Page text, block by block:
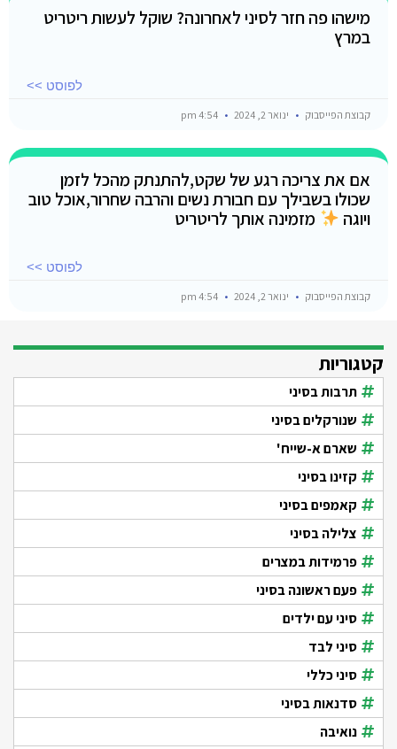
מישהו פה חזר לסיני לאחרונה? שוקל לעשות ריטריט
במרץ
לפוסט >>
קבוצת הפייסבוק ינואר 2, 2024
אם את צריכה רגע של שקט,להתנתק מהכל לזמן
שכולו בשבילך עם חבורת נשים והרבה שחרור,אוכל טוב
ויוגה
מזמינה אותך לריטריט
לפוסט >>
קבוצת הפייסבוק ינואר 2, 2024
קטגוריות
תרבות בסיני
שנורקלים בסיני
שארם א-שייח'
קזינו בסיני
קאמפים בסיני
צלילה בסיני
פרמידות במצרים
פעם ראשונה בסיני
סיני עם ילדים
סיני לבד
סיני כללי
סדנאות בסיני
נואיבה